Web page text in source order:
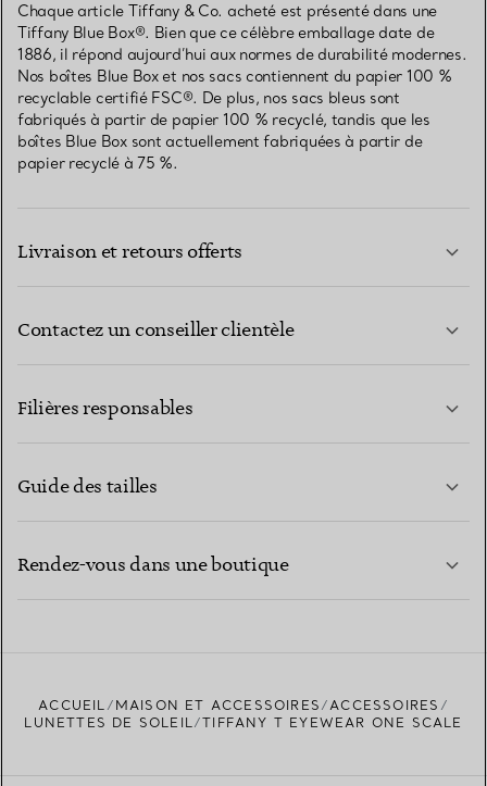
Chaque article Tiffany & Co. acheté est présenté dans une
Tiffany Blue Box®. Bien que ce célèbre emballage date de
1886, il répond aujourd’hui aux normes de durabilité modernes.
Nos boîtes Blue Box et nos sacs contiennent du papier 100 %
recyclable certifié FSC®. De plus, nos sacs bleus sont
fabriqués à partir de papier 100 % recyclé, tandis que les
boîtes Blue Box sont actuellement fabriquées à partir de
papier recyclé à 75 %.
Livraison et retours offerts
Contactez un conseiller clientèle
Filières responsables
Guide des tailles
Rendez-vous dans une boutique
TROUVEZ LA BOUTIQUE LA PLUS PROCHE
ACCUEIL MAISON ET ACCESSOIRES
ACCESSOIRES
LUNETTES DE SOLEIL
TIFFANY T EYEWEAR ONE SCALE